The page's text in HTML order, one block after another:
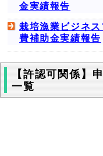
金実績報告
栽培漁業ビジネ
費補助金実績報告
【許認可関係】
一覧